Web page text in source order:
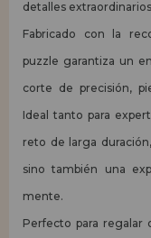
detalles
Fabricado con la
puzzle garantiza un
corte de precisión,
Ideal tanto para
reto de larga
sino también una
mente.
Perfecto para regalar